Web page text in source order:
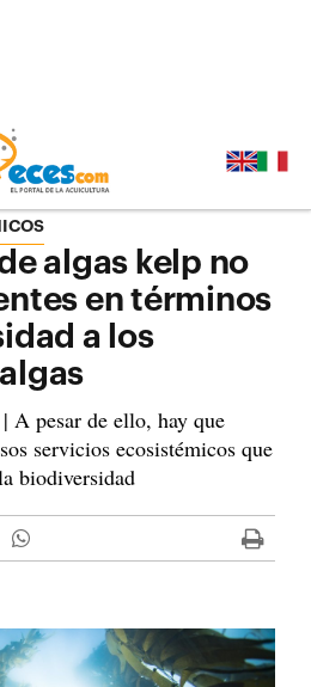
principal
algas kelp no
en términos
a los
A pesar de ello, hay que
servicios ecosistémicos que
biodiversidad